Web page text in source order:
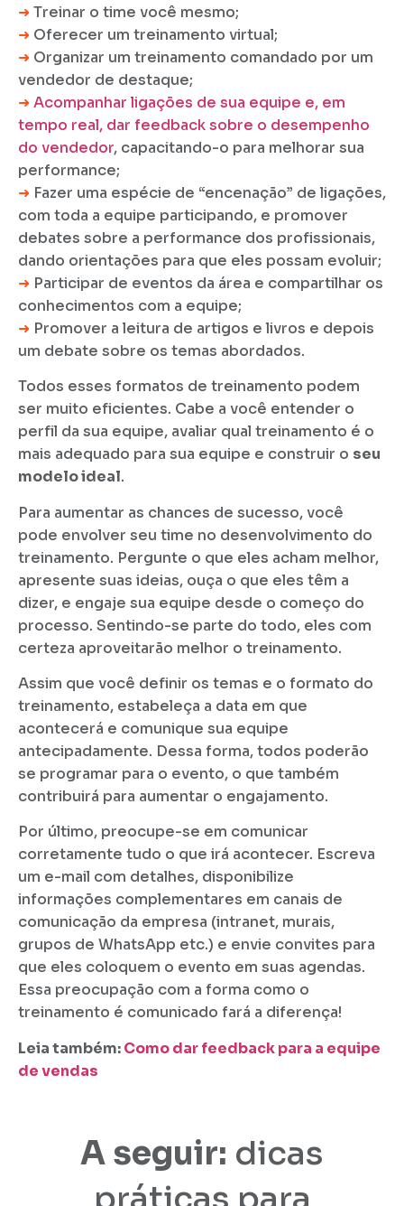
➜ Treinar o time você mesmo;
➜ Oferecer um treinamento virtual;
➜ Organizar um treinamento comandado por um
vendedor de destaque;
➜ Acompanhar ligações de sua equipe e, em
tempo real, dar feedback sobre o desempenho
do vendedor, capacitando-o para melhorar sua
performance;
➜ Fazer uma espécie de “encenação” de ligações,
com toda a equipe participando, e promover
debates sobre a performance dos profissionais,
dando orientações para que eles possam evoluir;
➜ Participar de eventos da área e compartilhar os
conhecimentos com a equipe;
➜ Promover a leitura de artigos e livros e depois
um debate sobre os temas abordados.
Todos esses formatos de treinamento podem
ser muito eficientes. Cabe a você entender o
perfil da sua equipe, avaliar qual treinamento é o
mais adequado para sua equipe e construir o seu
modelo ideal.
Para aumentar as chances de sucesso, você
pode envolver seu time no desenvolvimento do
treinamento. Pergunte o que eles acham melhor,
apresente suas ideias, ouça o que eles têm a
dizer, e engaje sua equipe desde o começo do
processo. Sentindo-se parte do todo, eles com
certeza aproveitarão melhor o treinamento.
Assim que você definir os temas e o formato do
treinamento, estabeleça a data em que
acontecerá e comunique sua equipe
antecipadamente. Dessa forma, todos poderão
se programar para o evento, o que também
contribuirá para aumentar o engajamento.
Por último, preocupe-se em comunicar
corretamente tudo o que irá acontecer. Escreva
um e-mail com detalhes, disponibilize
informações complementares em canais de
comunicação da empresa (intranet, murais,
grupos de WhatsApp etc.) e envie convites para
que eles coloquem o evento em suas agendas.
Essa preocupação com a forma como o
treinamento é comunicado fará a diferença!
Leia também:Como dar feedback para a equipe
de vendas
A seguir: dicas